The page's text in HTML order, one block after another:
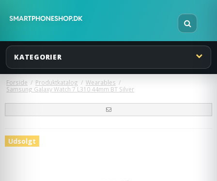
KATEGORIER
Forside / Produktkatalog / Wearables /
Samsung Galaxy Watch 7 L310 44mm BT Silver
Udsolgt